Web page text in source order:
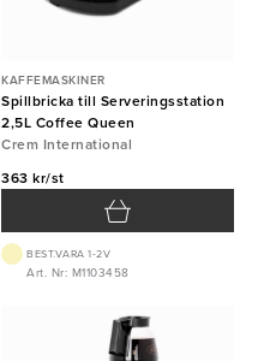
KAFFEMASKINER
Spillbricka till Serveringsstation
2,5L Coffee Queen
Crem International
363 kr/st
BEST.VARA 1-2V
Art. Nr: M1103458